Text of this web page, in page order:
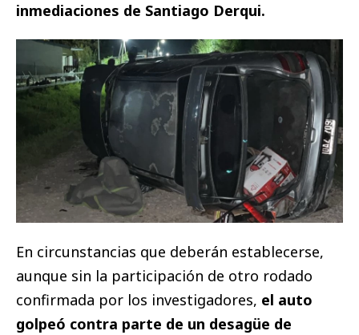
inmediaciones de Santiago Derqui.
En circunstancias que deberán establecerse,
aunque sin la participación de otro rodado
confirmada por los investigadores, el auto
golpeó contra parte de un desagüe de